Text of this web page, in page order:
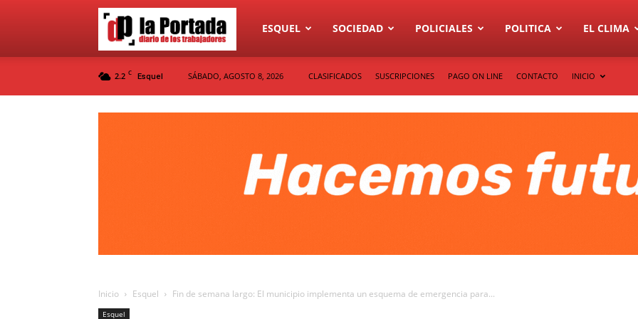
Diario
ESQUEL SOCIEDAD POLICIALES POLITICA EL CLIMA
2.2 C Esquel SÁBADO, AGOSTO 8, 2026 CLASIFICADOS SUSCRIPCIONES PAGO ON LINE CONTACTO INICIO
Inicio Esquel Fin de semana largo: El municipio implementa un esquema de emergencia para...
Esquel